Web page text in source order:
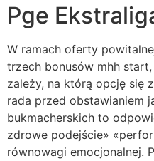
Pge
W ramach oferty
trzech bonusów mhh
zależy, na którą opcję się
rada przed obstawianiem
bukmacherskich to
zdrowe podejście»
równowagi emocjonalnej.